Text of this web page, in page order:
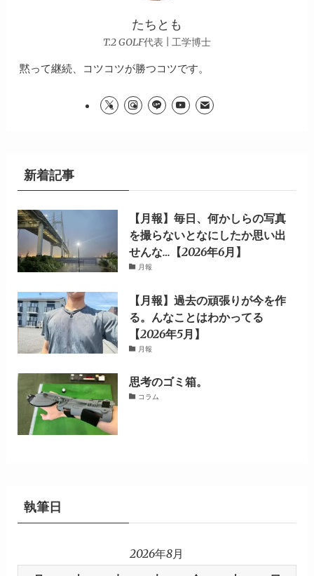
たちとも
T.2 GOLF代表 | 工学博士
黙って継続、コツコツが勝つコツです。
新着記事
【月報】毎日、何かしらの写真
を撮らないとなにしたか思い出
せんな…【2026年6月】
月報
【月報】過去の頑張りが今を作
る。んなことはわかってる
【2026年5月】
月報
思考のゴミ箱。
コラム
執筆日
2026年8月